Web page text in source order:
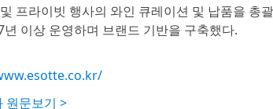
프라이빗 행사의 와인 큐레이션 및 납품을 총
년 이상 운영하며 브랜드 기반을 구축했다.
원문보기 >